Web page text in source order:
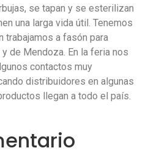
se tapan y se esterilizan
una larga vida útil. Tenemos
trabajamos a fasón para
de Mendoza. En la feria nos
contactos muy
distribuidores en algunas
llegan a todo el país.